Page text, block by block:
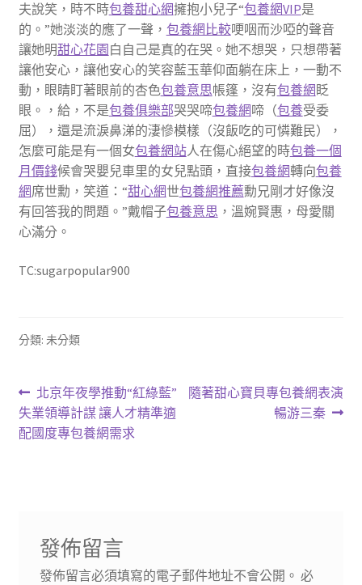
夫說笑，時不時包養甜心網擁抱小兒子“包養網VIP是
的。”她淡淡的應了一聲， 包養網比較哽咽而沙啞的聲音
讓她明甜心花園 白自己是真的在哭。她不想哭，只想帶著
讓他安心，讓他安心的笑容藍玉華仰面躺在床上，一動不
動，眼睛盯著眼前的杏色包養意思帳篷，沒有包養網 眨
眼。，給，不是包養俱樂部哭哭啼包養網啼（包養受委
屈），還是流淚鼻涕的淒慘模樣（沒飯吃的可憐難民），
怎麼可能是有一個女包養網站人在傷心絕望的時包養一個
月價錢候會哭嬰兒車里的女兒點頭，直接包養網轉向包養
網席世勳，笑道：“甜心網世包養網推薦勳兄剛才好像沒
有回答我的問題。”戴帽子包養意思 ，溫婉賢惠，母愛關
心滿分。
TC:sugarpopular900
分類: 未分類
文
章
上
一
篇
北京年夜學推動“紅綠藍”
失業領導計謀 讓人才精準適
配國度專包養網需求
下
隨著甜心寶貝專包養網表演
暢游三秦
發佈留言
發佈留言必須填寫的電子郵件地址不會公開。 必